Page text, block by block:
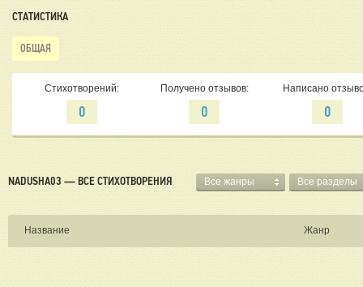
СТАТИСТИКА
ОБЩАЯ
Стихотворений:
0
Получено отзывов:
0
Написано
0
NADUSHA03 — ВСЕ СТИХОТВОРЕНИЯ Все жанры Все разделы
Название Жанр